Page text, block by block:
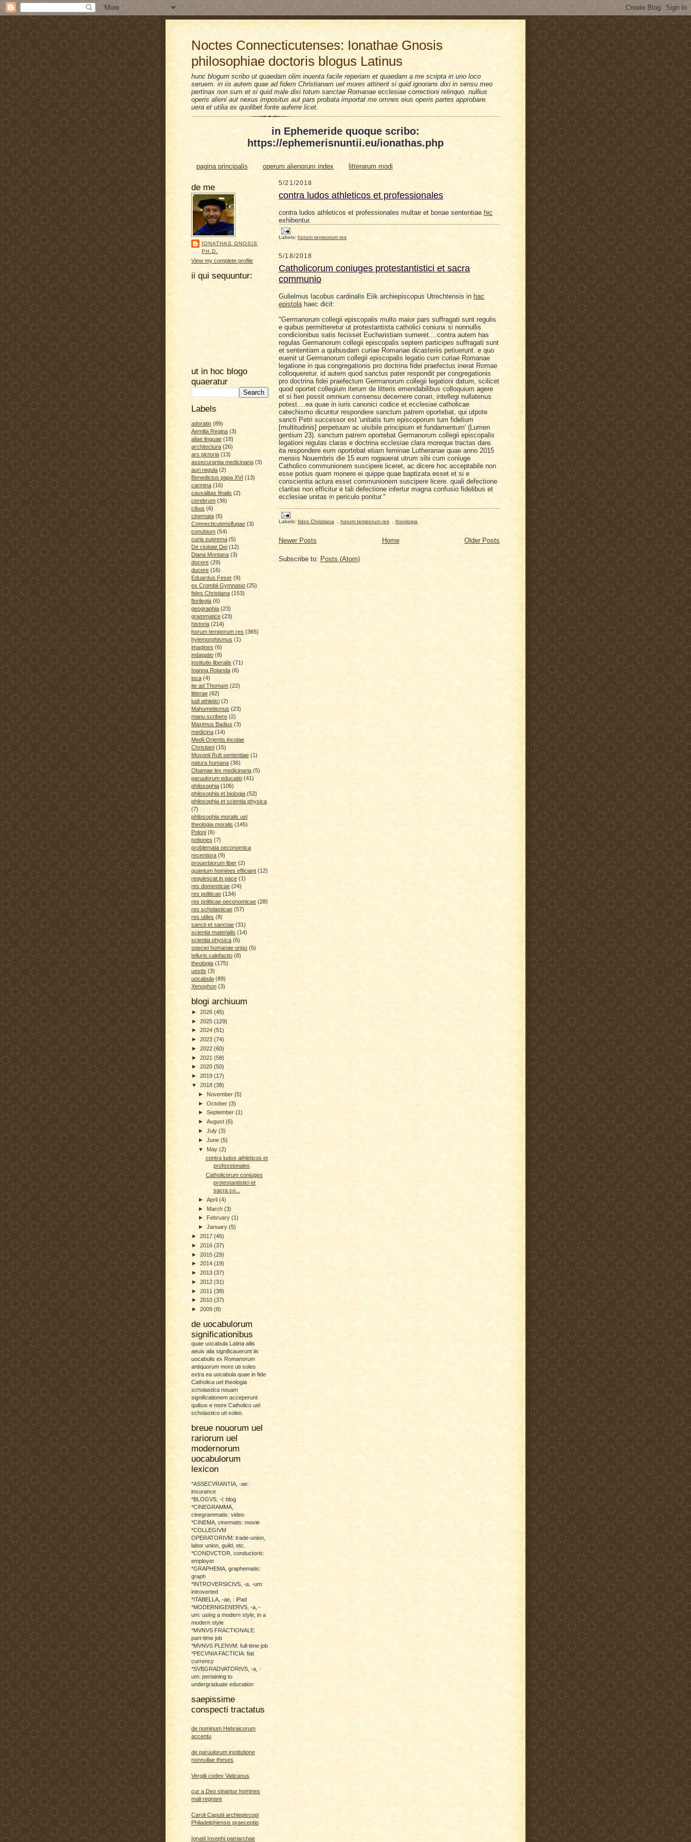
Noctes Connecticutenses: Ionathae Gnosis
philosophiae doctoris blogus Latinus
hunc blogum scribo ut quaedam olim inuenta facile reperiam et quaedam a me scripta in uno loco
seruem. in iis autem quae ad fidem Christianam uel mores attinent si quid ignorans dixi in sensu meo
pertinax non sum et si quid male dixi totum sanctae Romanae ecclesiae correctioni relinquo. nullius
operis alieni aut nexus impositus aut pars probata importat me omnes eius operis partes approbare.
uera et utilia ex quolibet fonte auferre licet.
in Ephemeride quoque scribo:
https://ephemerisnuntii.eu/ionathas.php
pagina principalis operum alienorum index litterarum modi
de me
IONATHAS GNOSIS
PH.D.
View my complete profile
ii qui sequuntur:
ut in hoc blogo
quaeratur
Labels
adoratio (89)
Aemilia Regina (3)
aliae linguae (18)
architectura (26)
ars pictoria (13)
assecurantia medicinaria (3)
auri regula (2)
Benedictus papa XVI (13)
carmina (16)
causalitas finalis (2)
cerebrum (36)
cibus (6)
cinemata (6)
Connecticutensifugae (3)
conubium (54)
curia suprema (5)
De ciuitate Dei (12)
Diana Montana (3)
docere (29)
ducere (16)
Eduardus Feser (9)
ex Crombii Gymnasio (25)
fides Christiana (153)
florilegia (6)
geographia (23)
grammatice (23)
historia (214)
horum temporum res (365)
hylemorphismus (1)
imagines (6)
indagatio (8)
institutio liberalis (71)
Ioanna Rolanda (6)
ioca (4)
ite ad Thomam (22)
litterae (62)
ludi athletici (2)
Mahumetismus (23)
manu scribere (2)
Maximus Badius (3)
medicina (14)
Medii Orientis incolae
Christiani (15)
Musonii Rufi sententiae (1)
natura humana (36)
Obamae lex medicinaria (5)
paruulorum educatio (41)
philosophia (106)
philosophia et biologia (52)
philosophia et scientia physica
(7)
philosophia moralis uel
theologia moralis (145)
Poloni (6)
potiones (7)
problemata oeconomica
recentiora (9)
prouerbiorum liber (2)
quantum homines efficiant (12)
requiescat in pace (1)
res domesticae (24)
res politicae (134)
res politicae oeconomicae (28)
res scholasticae (57)
res utiles (8)
sancti et sanctae (31)
scientia materialis (14)
scientia physica (6)
speciei humanae origo (5)
telluris calefactio (8)
theologia (175)
uestis (3)
uocabula (89)
Xenophon (3)
blogi archiuum
► 2026 (45)
► 2025 (129)
► 2024 (51)
► 2023 (74)
► 2022 (60)
► 2021 (58)
► 2020 (50)
► 2019 (17)
▼ 2018 (38)
► November(5)
►October(3)
►September(1)
►August(6)
►July(3)
►June(5)
▼May(2)
contra ludos athleticos et
professionales
Catholicorum coniuges
protestantistici et
sacra co...
►April(4)
► March(3)
►
February(1)
►January(5)
► 2017 (46)
► 2016 (37)
► 2015 (29)
► 2014 (19)
► 2013 (37)
► 2012 (31)
► 2011 (38)
► 2010 (37)
► 2009 (8)
de uocabulorum
significationibus
quae uocabula Latina aliis
aeuis alia significauerunt iis
uocabulis ex Romanorum
antiquorum more uti soleo
extra ea uocabula quae in fide
Catholica uel theologia
scholastica nouam
significationem acceperunt
quibus e more Catholico uel
scholastico uti soleo.
breue nouorum uel
rariorum uel
modernorum
uocabulorum
lexicon
*ASSECVRANTIA, -ae:
insurance
*BLOGVS, -i: blog
*CINEGRAMMA,
cinegrammatis: video
*CINEMA, cinematis: movie
*COLLEGIVM
OPERATORIVM: trade-union,
labor union, guild, etc.
*CONDVCTOR, conductoris:
employer
*GRAPHEMA, graphematis:
graph
*INTROVERSICIVS, -a, -um:
introverted
*ITABELLA, -ae, : iPad
*MODERNIGENERVS, -a, -
um: using a modern style, in a
modern style
*MVNVS FRACTIONALE:
part-time job
*MVNVS PLENVM: full-time job
*PECVNIA FACTICIA: fiat
currency
*SVBGRADVATORIVS, -a, -
um: pertaining to
undergraduate education
saepissime
conspecti tractatus
de nominum Hebraicorum
accentu
de paruulorum institutione
nonnullae theses
Vergilii codex Vaticanus
cur a Deo sinantur homines
mali regnare
Caroli Caputii archiepiscopi
Philadelphiensis praeceptio
Ignatii Iosephi patriarchae
5/21/2018
contra ludos athleticos et professionales
contra ludos athleticos et professionales multae et bonae sententiae hic
exhibentur.
Labels: horum temporum res
5/18/2018
Catholicorum coniuges protestantistici et sacra
communio
Gulielmus Iacobus cardinalis Eiik archiepiscopus Utrechtensis in hac
epistola haec dicit:
"Germanorum collegii episcopalis multo maior pars suffragati sunt regulis
e quibus permitteretur ut protestantista catholici coniunx si nonnullis
condicionibus satis fecisset Eucharistiam sumeret....contra autem has
regulas Germanorum collegii episcopalis septem participes suffragati sunt
et sententiam a quibusdam curiae Romanae dicasteriis petiuerunt. e quo
euenit ut Germanorum collegii episcopalis legatio cum curiae Romanae
legatione in qua congregationis pro doctrina fidei praefectus inerat Romae
colloqueretur. id autem quod sanctus pater respondit per congregationis
pro doctrina fidei praefectum Germanorum collegii legationi datum, scilicet
quod oportet collegium iterum de litteris emendabilibus colloquium agere
et si fieri possit omnium consensu decernere conari, intellegi nullatenus
potest....ea quae in iuris canonici codice et ecclesiae catholicae
catechismo dicuntur respondere sanctum patrem oportebat, qui utpote
sancti Petri successor est 'unitatis tum episcoporum tum fidelium
[multitudinis] perpetuum ac uisibile principium et fundamentum' (Lumen
gentium 23). sanctum patrem oportebat Germanorum collegii episcopalis
legationi regulas claras e doctrina ecclesiae clara moreque tractas dare.
ita respondere eum oportebat etiam feminae Lutheranae quae anno 2015
mensis Nouembris die 15 eum rogauerat utrum sibi cum coniuge
Catholico communionem suscipere liceret, ac dicere hoc acceptabile non
esse potius quam monere ei quippe quae baptizata esset et si e
conscientia actura esset communionem suscipere licere. quali defectione
claritas non efficitur e tali defectione infertur magna confusio fidelibus et
ecclesiae unitas in periculo ponitur."
Labels: fides Christiana horum temporum res theologia
Newer Posts Older Posts
Home
Subscribe to: Posts (Atom)